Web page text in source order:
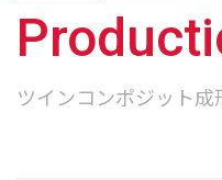
ツインコンポジット成